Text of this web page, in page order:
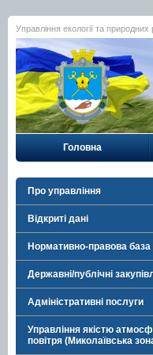
Управління екології та
Головна
Про управління
Відкриті дані
Нормативно-правова база
Державні/публічні
Адміністративні послуги
Управління якістю
повітря (Миколаївська